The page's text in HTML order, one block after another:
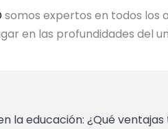
somos expertos en todos los
en las profundidades del